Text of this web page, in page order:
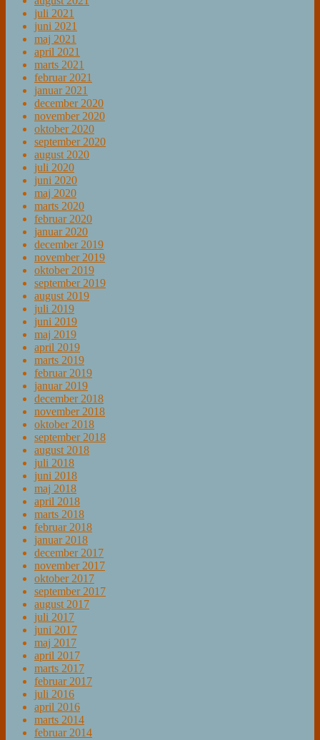
juli 2021
juni 2021
maj 2021
april 2021
marts 2021
februar 2021
januar 2021
december 2020
november 2020
oktober 2020
september 2020
august 2020
juli 2020
juni 2020
maj 2020
marts 2020
februar 2020
januar 2020
december 2019
november 2019
oktober 2019
september 2019
august 2019
juli 2019
juni 2019
maj 2019
april 2019
marts 2019
februar 2019
januar 2019
december 2018
november 2018
oktober 2018
september 2018
august 2018
juli 2018
juni 2018
maj 2018
april 2018
marts 2018
februar 2018
januar 2018
december 2017
november 2017
oktober 2017
september 2017
august 2017
juli 2017
juni 2017
maj 2017
april 2017
marts 2017
februar 2017
juli 2016
april 2016
marts 2014
februar 2014